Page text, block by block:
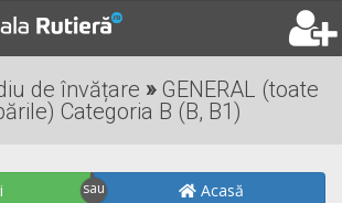
de învățare »GENERAL (toate
Categoria B (B, B1)
Acasă